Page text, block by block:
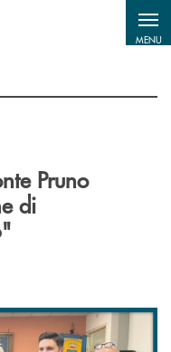
MENU
Pruno
di